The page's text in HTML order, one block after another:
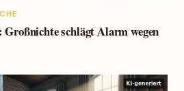
schlägt Alarm wegen